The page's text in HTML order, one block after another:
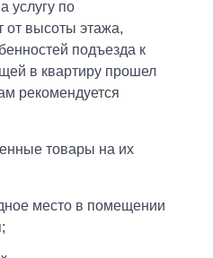
услугу по
от высоты этажа,
подъезда к
в квартиру прошел
рекомендуется
товары на их
место в помещении
Воронеж
Сочи
свой вопрос